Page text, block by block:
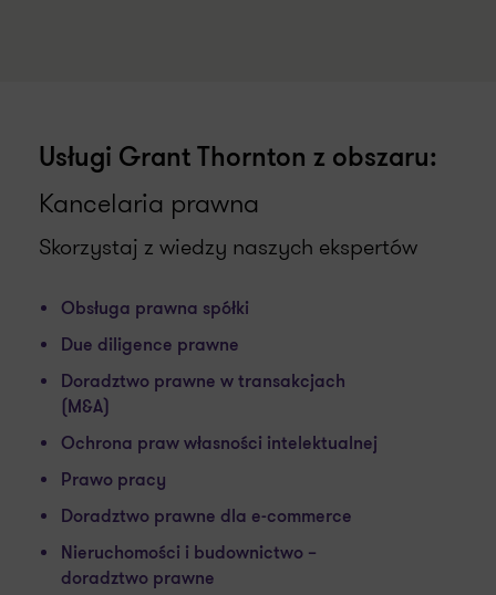
Usługi Grant Thornton z obszaru:
Kancelaria prawna
Skorzystaj z wiedzy naszych ekspertów
Obsługa prawna spółki
Due diligence prawne
Doradztwo prawne w transakcjach
(M&A)
Ochrona praw własności intelektualnej
Prawo pracy
Doradztwo prawne dla e-commerce
Nieruchomości i budownictwo –
doradztwo prawne